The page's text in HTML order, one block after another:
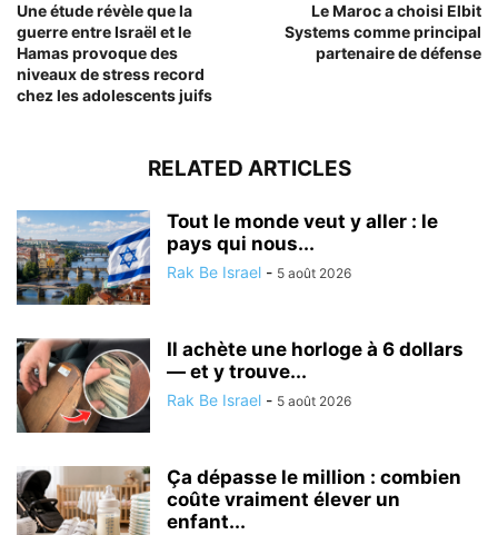
Une étude révèle que la
guerre entre Israël et le
Hamas provoque des
niveaux de stress record
chez les adolescents juifs
Le Maroc a choisi Elbit
Systems comme principal
partenaire de défense
RELATED ARTICLES
Tout le monde veut y aller : le
pays qui nous...
Rak Be Israel - 5 août 2026
Il achète une horloge à 6 dollars
— et y trouve...
Rak Be Israel - 5 août 2026
Ça dépasse le million : combien
coûte vraiment élever un
enfant...